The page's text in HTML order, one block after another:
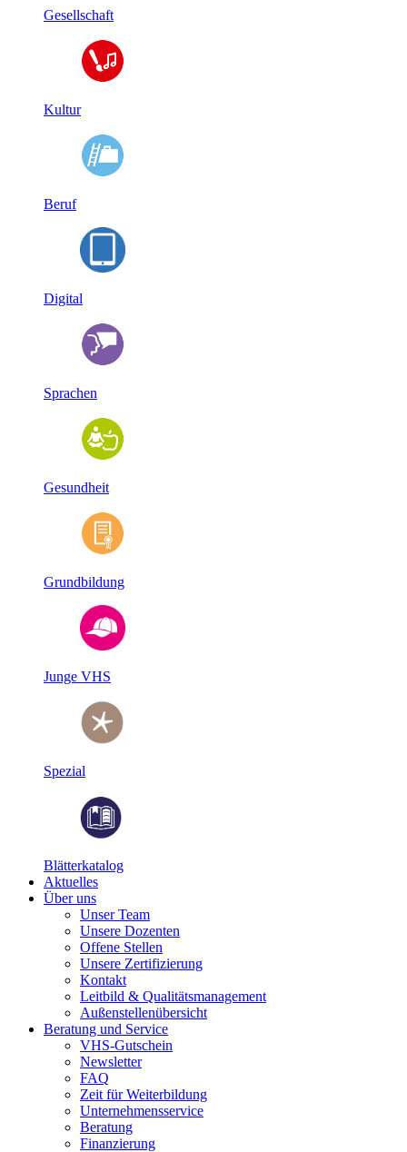
Gesellschaft
Kultur
Beruf
Digital
Sprachen
Gesundheit
Grundbildung
Junge VHS
Spezial
Blätterkatalog
Aktuelles
Über uns
Unser Team
Unsere Dozenten
Offene Stellen
Unsere Zertifizierung
Kontakt
Leitbild & Qualitätsmanagement
Außenstellenübersicht
Beratung und Service
VHS-Gutschein
Newsletter
FAQ
Zeit für Weiterbildung
Unternehmensservice
Beratung
Finanzierung